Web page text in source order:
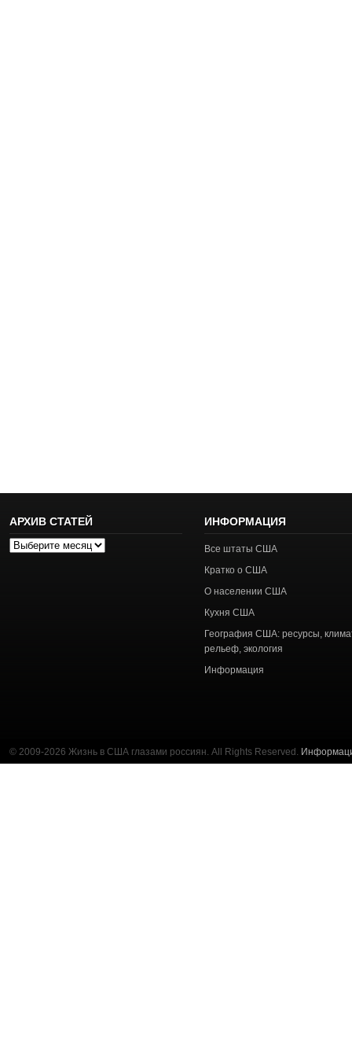
АРХИВ СТАТЕЙ
Архив
ИНФОРМАЦИЯ
Все штаты США
Кратко о США
О населении США
Кухня США
География США: ресурсы,
рельеф, экология
Информация
© 2009-2026 Жизнь в США глазами россиян. All Rights Reserved.